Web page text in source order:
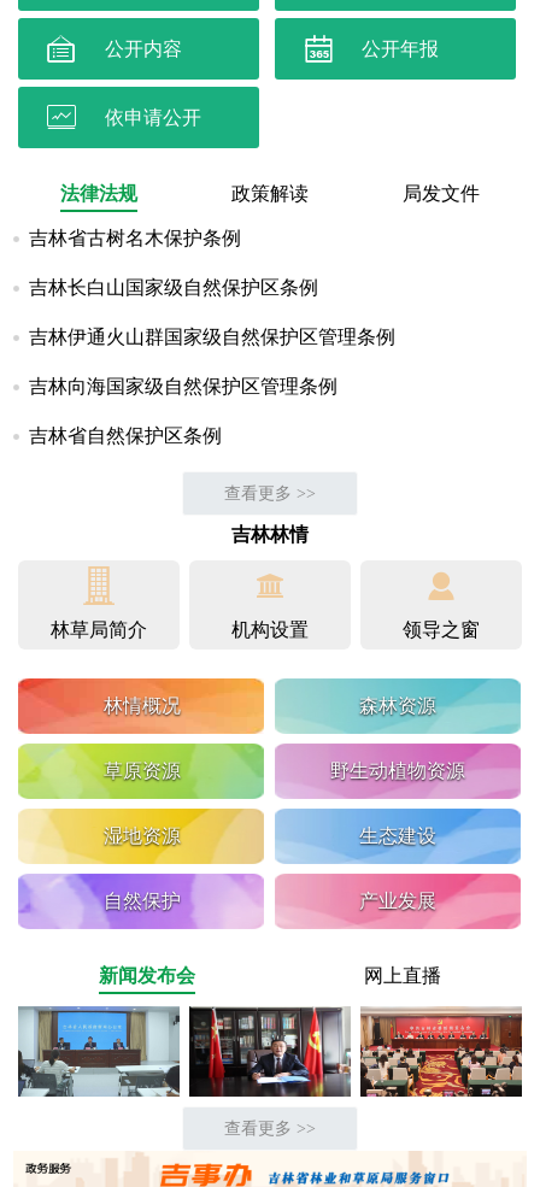
 公开内容  公开年报
 依申请公开
法律法规 政策解读 局发文件
吉林省古树名木保护条例
吉林长白山国家级自然保护区条例
吉林伊通火山群国家级自然保护区管理条例
吉林向海国家级自然保护区管理条例
吉林省自然保护区条例
查看更多 >>
吉林林情

林草局简介

机构设置

领导之窗
林情概况 森林资源
草原资源 野生动植物资源
湿地资源 生态建设
自然保护 产业发展
新闻发布会 网上直播
查看更多 >>